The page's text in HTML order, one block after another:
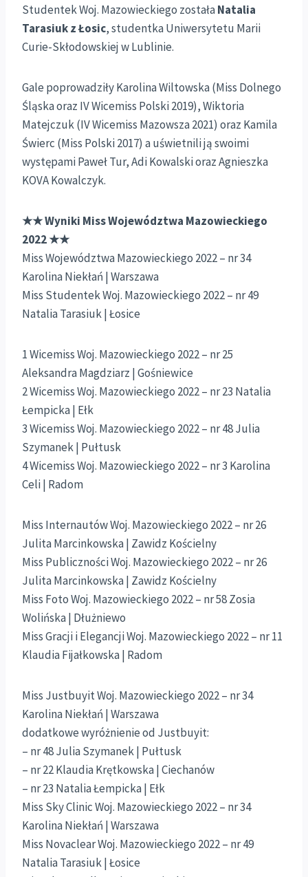
Studentek Woj. Mazowieckiego zostałaNatalia
Tarasiuk z Łosic, studentka Uniwersytetu Marii
Curie-Skłodowskiej w Lublinie.
Gale poprowadziły Karolina Wiltowska (Miss Dolnego
Śląska oraz IV Wicemiss Polski 2019), Wiktoria
Matejczuk (IV Wicemiss Mazowsza 2021) oraz Kamila
Świerc (Miss Polski 2017) a uświetnili ją swoimi
występami Paweł Tur, Adi Kowalski oraz Agnieszka
KOVA Kowalczyk.
★★ Wyniki Miss Województwa Mazowieckiego
2022 ★★
Miss Województwa Mazowieckiego 2022 – nr 34
Karolina Niekłań | Warszawa
Miss Studentek Woj. Mazowieckiego 2022 – nr 49
Natalia Tarasiuk | Łosice
1 Wicemiss Woj. Mazowieckiego 2022 – nr 25
Aleksandra Magdziarz | Gośniewice
2 Wicemiss Woj. Mazowieckiego 2022 – nr 23 Natalia
Łempicka | Ełk
3 Wicemiss Woj. Mazowieckiego 2022 – nr 48 Julia
Szymanek | Pułtusk
4 Wicemiss Woj. Mazowieckiego 2022 – nr 3 Karolina
Celi | Radom
Miss Internautów Woj. Mazowieckiego 2022 – nr 26
Julita Marcinkowska | Zawidz Kościelny
Miss Publiczności Woj. Mazowieckiego 2022 – nr 26
Julita Marcinkowska | Zawidz Kościelny
Miss Foto Woj. Mazowieckiego 2022 – nr 58 Zosia
Wolińska | Dłużniewo
Miss Gracji i Elegancji Woj. Mazowieckiego 2022 – nr 11
Klaudia Fijałkowska | Radom
Miss Justbuyit Woj. Mazowieckiego 2022 – nr 34
Karolina Niekłań | Warszawa
dodatkowe wyróżnienie od Justbuyit:
– nr 48 Julia Szymanek | Pułtusk
– nr 22 Klaudia Krętkowska | Ciechanów
– nr 23 Natalia Łempicka | Ełk
Miss Sky Clinic Woj. Mazowieckiego 2022 – nr 34
Karolina Niekłań | Warszawa
Miss Novaclear Woj. Mazowieckiego 2022 – nr 49
Natalia Tarasiuk | Łosice